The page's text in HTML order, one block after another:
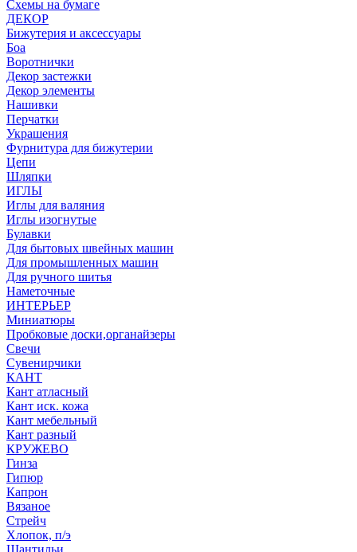
Схемы на бумаге
ДЕКОР
Бижутерия и аксессуары
Боа
Воротнички
Декор застежки
Декор элементы
Нашивки
Перчатки
Украшения
Фурнитура для бижутерии
Цепи
Шляпки
ИГЛЫ
Иглы для валяния
Иглы изогнутые
Булавки
Для бытовых швейных машин
Для промышленных машин
Для ручного шитья
Наметочные
ИНТЕРЬЕР
Миниатюры
Пробковые доски,органайзеры
Свечи
Сувенирчики
КАНТ
Кант атласный
Кант иск. кожа
Кант мебельный
Кант разный
КРУЖЕВО
Гинза
Гипюр
Капрон
Вязаное
Стрейч
Хлопок, п/э
Шантильи